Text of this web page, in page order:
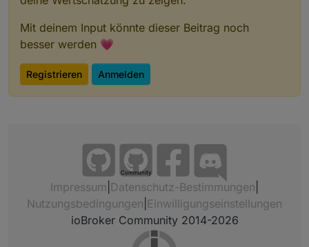
Mit deinem Input könnte dieser Beitrag noch
besser werden 💗
Registrieren Anmelden
Community
Impressum Datenschutz-Bestimmungen
Nutzungsbedingungen Einwilligungseinstellungen
ioBroker Community 2014-2026